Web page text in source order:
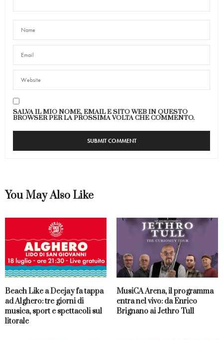
SALVA IL MIO NOME, EMAIL E SITO WEB IN QUESTO
BROWSER PER LA PROSSIMA VOLTA CHE COMMENTO.
You May Also Like
Beach Like a Deejay fa tappa
ad Alghero: tre giorni di
musica, sport e spettacoli sul
litorale
MusiCA Arena, il programma
entra nel vivo: da Enrico
Brignano ai Jethro Tull